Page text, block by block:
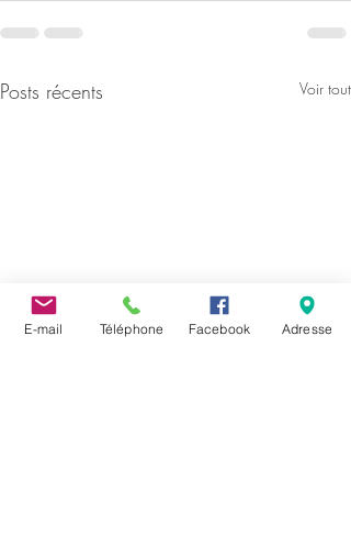
Posts récents Voir tout
E-mail Téléphone Facebook Adresse